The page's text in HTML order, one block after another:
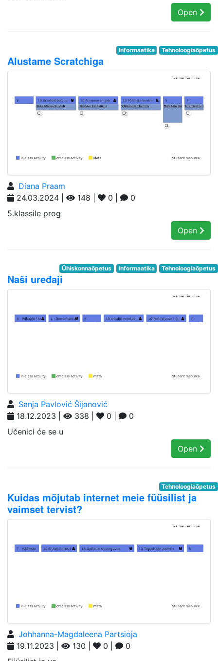
Open
Informaatika Tehnoloogiaõpetus
Alustame Scratchiga
Diana Praam
24.03.2024 |
148 | 0 |
0
5.klassile prog
Open
Ühiskonnaõpetus Informaatika Tehnoloogiaõpetus
Naši uređaji
Sanja Pavlović Šijanović
18.12.2023 |
338 | 0 |
0
Učenici će se u
Open
Tehnoloogiaõpetus
Kuidas mõjutab internet meie füüsilist ja
vaimset tervist?
Johhanna-Magdaleena Partsioja
19.11.2023 |
130 | 0 |
0